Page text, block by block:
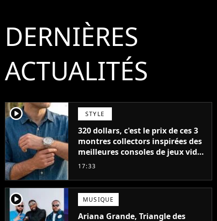
DERNIÈRES
ACTUALITÉS
player2 STYLE
320 dollars, c'est le prix de ces 3
montres collectors inspirées des
meilleures consoles de jeux vidéo
des années 90
17:33
player2 MUSIQUE
Ariana Grande, Triangle des